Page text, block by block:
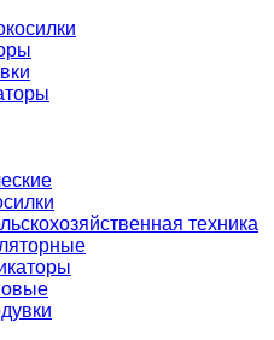
техника